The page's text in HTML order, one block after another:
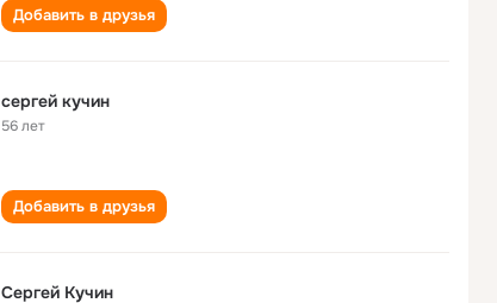
Добавить в друзья
сергей кучин
56 лет
Добавить в друзья
Сергей Кучин